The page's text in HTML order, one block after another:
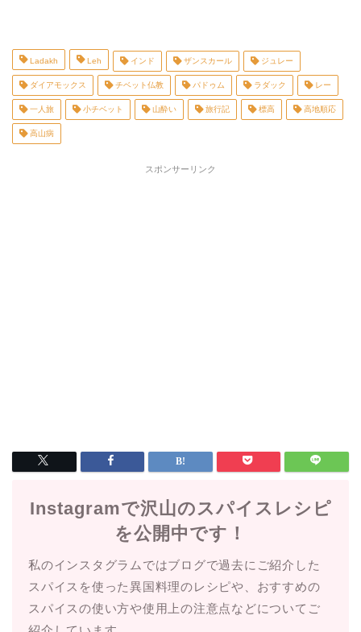
Ladakh Leh インド ザンスカール ジュレー
ダイアモックス チベット仏教 パドゥム ラダック レー
一人旅 小チベット 山酔い 旅行記 標高 高地順応
高山病
スポンサーリンク
Instagramで沢山のスパイスレシピ
を公開中です！
私のインスタグラムではブログで過去にご紹介した
スパイスを使った異国料理のレシピや、おすすめの
スパイスの使い方や使用上の注意点などについてご